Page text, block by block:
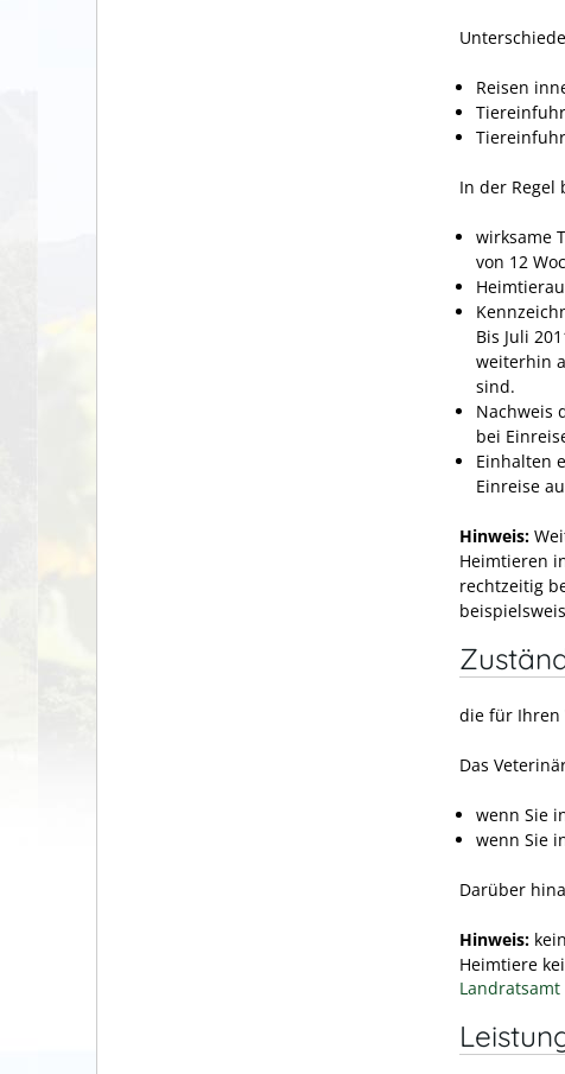
Reisen
In der Regel
wirksame
von 12
Bis Juli
weiterhin
sind.
Nachweis
bei
Einhalten
Einreise
Hinweis:
Heimtieren
rechtzeitig
die für Ihren
Das
wenn Sie
wenn Sie
Darüber
Hinweis:
Heimtiere
Landratsamt